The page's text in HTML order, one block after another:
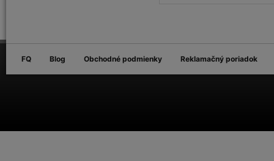
FQ Blog Obchodné podmienky Reklamačný poriadok